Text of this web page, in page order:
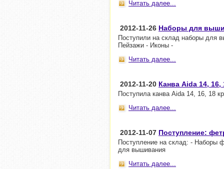
Читать далее...
2012-11-26 Наборы для
Поступили на склад наборы для
Пейзажи - Иконы -
Читать далее...
2012-11-20 Канва Aida 14,
Поступила канва Aida 14, 16, 18
Читать далее...
2012-11-07 Поступление:
Поступление на склад: - Наборы
для вышивания
Читать далее...